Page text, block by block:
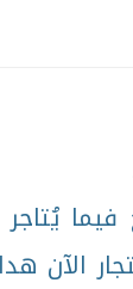
فيما